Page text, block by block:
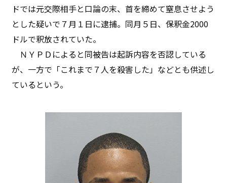
ドでは元交際相手と口論の末、首を締めて窒息させよう
とした疑いで７月１日に逮捕。同月５日、保釈金2000
ドルで釈放されていた。
ＮＹＰＤによると同被告は起訴内容を否認している
が、一方で「これまで７人を殺害した」などとも供述し
ているという。